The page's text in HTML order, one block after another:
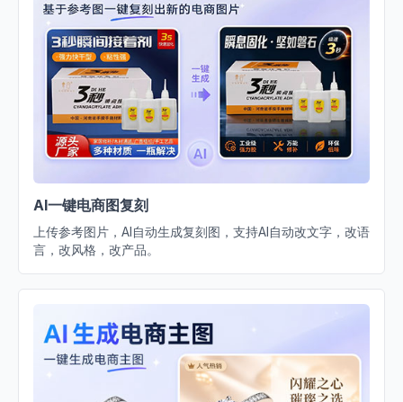
AI一键电商图复刻
上传参考图片，AI自动生成复刻图，支持AI自动改文字，改语
言，改风格，改产品。